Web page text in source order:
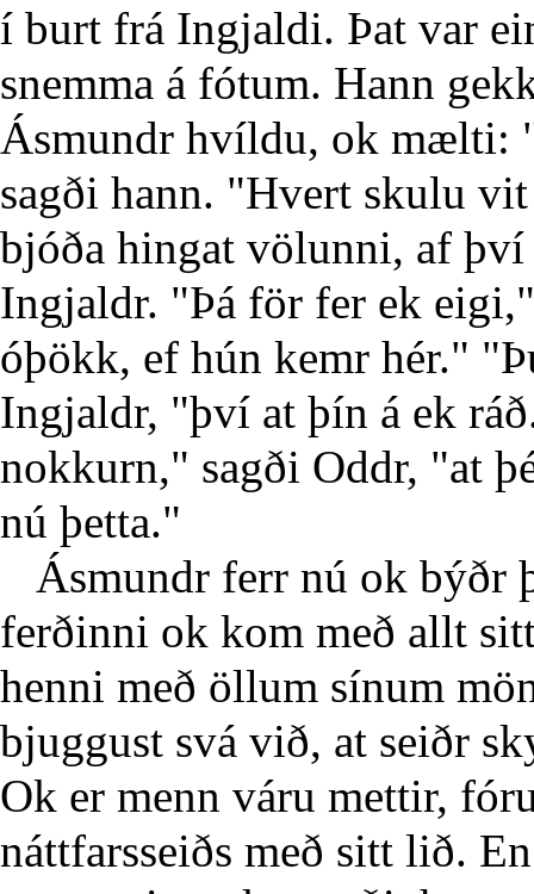
í burt frá Ingjaldi. Þat var
snemma á fótum. Hann
Ásmundr hvíldu, ok mælti:
sagði hann. "Hvert skulu
bjóða hingat völunni, af
Ingjaldr. "Þá för fer ek
óþökk, ef hún kemr hér."
Ingjaldr, "því at þín á ek
nokkurn," sagði Oddr, "at
nú þetta."
Ásmundr ferr nú ok býðr
ferðinni ok kom með allt
henni með öllum sínum
bjuggust svá við, at seiðr
Ok er menn váru mettir,
náttfarsseiðs með sitt lið.